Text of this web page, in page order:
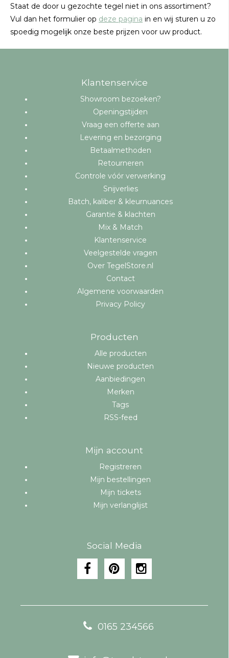
Staat de door u gezochte tegel niet in ons assortiment?
Vul dan het formulier op deze pagina in en wij sturen u zo
spoedig mogelijk onze beste prijzen voor uw product.
Klantenservice
Showroom bezoeken?
Openingstijden
Vraag een offerte aan
Levering en bezorging
Betaalmethoden
Retourneren
Controle vóór verwerking
Snijverlies
Batch, kaliber & kleurnuances
Garantie & klachten
Mix & Match
Klantenservice
Veelgestelde vragen
Over TegelStore.nl
Contact
Algemene voorwaarden
Privacy Policy
Producten
Alle producten
Nieuwe producten
Aanbiedingen
Merken
Tags
RSS-feed
Mijn account
Registreren
Mijn bestellingen
Mijn tickets
Mijn verlanglijst
Social Media
0165 234566